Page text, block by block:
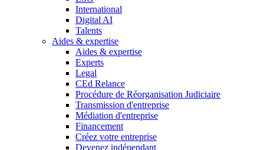
International
Digital AI
Talents
Aides & expertise
Aides & expertise
Experts
Legal
CEd Relance
Procédure de Réorganisation Judiciaire
Transmission d'entreprise
Médiation d'entreprise
Financement
Créez votre entreprise
Devenez indépendant